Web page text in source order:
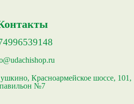
Красноармейское шоссе, 101,
павильон №7